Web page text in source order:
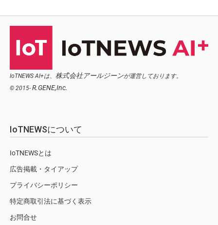
IoTNEWS AI+は、 株式会社アールジーンが運営しております。
© 2015- R.GENE,Inc.
IoTNEWSについて
IoTNEWSとは
広告掲載・タイアップ
プライバシーポリシー
特定商取引法に基づく表示
お問合せ